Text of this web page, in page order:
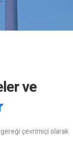
ve
çevrimiçi olarak